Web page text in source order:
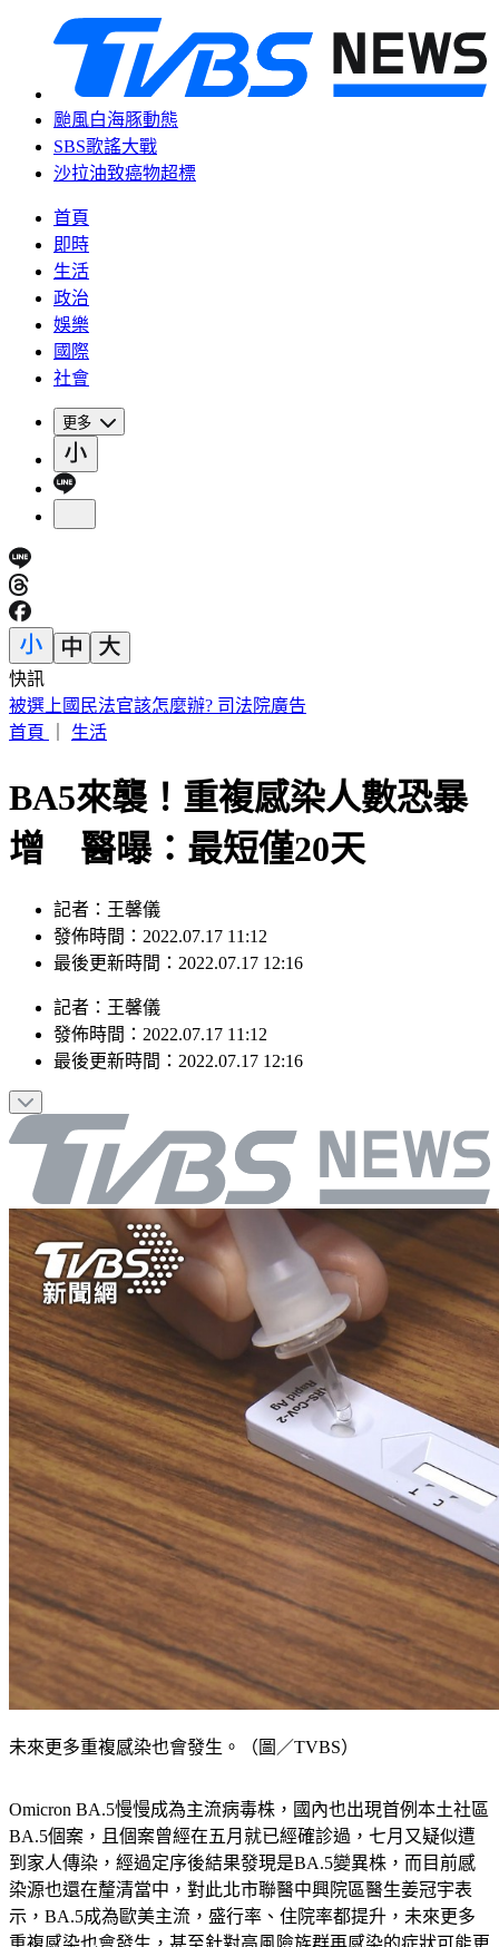
颱風白海豚動態
SBS歌謠大戰
沙拉油致癌物超標
首頁
即時
生活
政治
娛樂
國際
社會
更多
快訊
3字華語天王」爆私生子！周杰倫衰被捲入 杰威爾不忍了喊
告
BA5來襲！重複感染人數恐暴
增 醫曝：最短僅20天
記者：王馨儀
發佈時間：2022.07.17 11:12
記者：王馨儀
發佈時間：2022.07.17 11:12
Omicron BA.5慢慢成為主流病毒株，國內也出現首例本土社區
BA.5個案，且個案曾經在五月就已經確診過，七月又疑似遭
到家人傳染，經過定序後結果發現是BA.5變異株，而目前感
染源也還在釐清當中，對此北市聯醫中興院區醫生姜冠宇表